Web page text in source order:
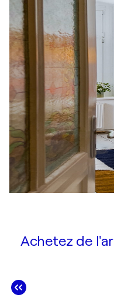
Achetez de